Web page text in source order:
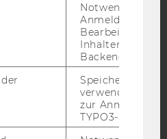
Bluesky
WEBSEITE
Notwendig für
Anmeldung und
Bearbeitung von
Inhalten im
Backend.
Speichert die
verwendete
zur Anmeldung
TYPO3-Backend.